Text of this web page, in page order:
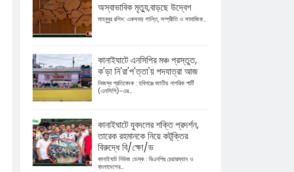
অস্বাভাবিক মৃত্যু,বাড়ছে উদ্বেগ
মাহবুবুর রশিদ: একসময় শান্তি, সম্প্রীতি ও সামাজিক...
কানাইঘাটে এনসিপির মঞ্চ প্রস্তুত,
ক'ড়া নি'রা'প'ত্তা'য় পদযাত্রা আজ
নিজস্ব প্রতিবেদক : হবিগঞ্জে জাতীয় নাগরিক পার্টি
(এনসিপি)-এর...
কানাইঘাটে যুবদলের শক্তি প্রদর্শন,
তারেক রহমানকে নিয়ে কটূক্তির
বিরুদ্ধে বি/ক্ষো/ভ
কানাইঘাট নিউজ ডেস্ক : বিএনপির চেয়ারম্যান ও
বাংলাদেশের...